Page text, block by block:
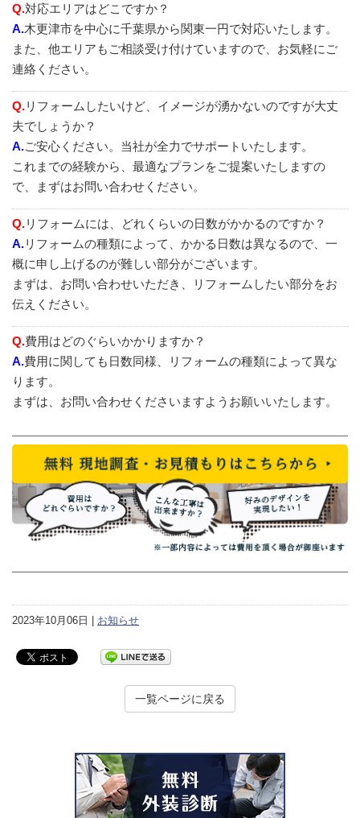
Q.対応エリアはどこですか？
A.木更津市を中心に千葉県から関東一円で対応いたします。
また、他エリアもご相談受け付けていますので、お気軽にご
連絡ください。
Q.リフォームしたいけど、イメージが湧かないのですが大丈
夫でしょうか？
A.ご安心ください。当社が全力でサポートいたします。
これまでの経験から、最適なプランをご提案いたしますの
で、まずはお問い合わせください。
Q.リフォームには、どれくらいの日数がかかるのですか？
A.リフォームの種類によって、かかる日数は異なるので、一
概に申し上げるのが難しい部分がございます。
まずは、お問い合わせいただき、リフォームしたい部分をお
伝えください。
Q.費用はどのぐらいかかりますか？
A.費用に関しても日数同様、リフォームの種類によって異な
ります。
まずは、お問い合わせくださいますようお願いいたします。
2023年10月06日 | お知らせ
一覧ページに戻る